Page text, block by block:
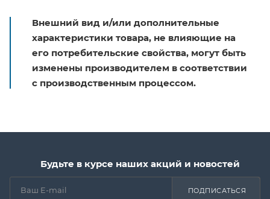
Внешний вид и/или дополнительные
характеристики товара, не влияющие на
его потребительские свойства, могут быть
изменены производителем в соответствии
с производственным процессом.
Будьте в курсе наших акций и новостей
ПОДПИСАТЬСЯ